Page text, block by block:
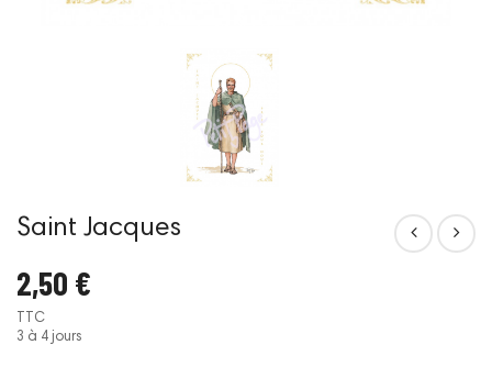
Saint Jacques
2,50 €
TTC
3 à 4 jours